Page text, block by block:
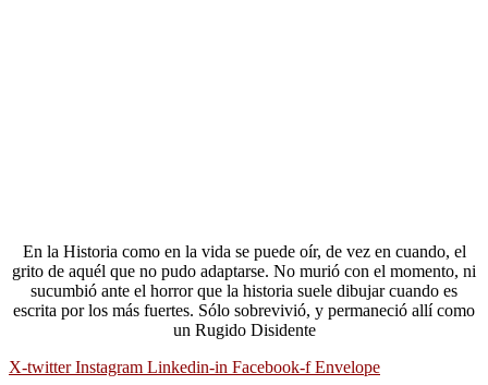
En la Historia como en la vida se puede oír, de vez en cuando, el
grito de aquél que no pudo adaptarse. No murió con el momento, ni
sucumbió ante el horror que la historia suele dibujar cuando es
escrita por los más fuertes. Sólo sobrevivió, y permaneció allí como
un Rugido Disidente
X-twitter Instagram Linkedin-in Facebook-f Envelope